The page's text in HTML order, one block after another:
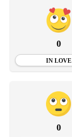
0
IN LOVE
0